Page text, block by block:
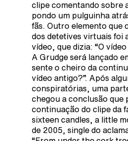
clipe comentando sobre
pondo um pulguinha
fãs. Outro elemento que
dos detetives virtuais foi
vídeo, que dizia: “O
A Grudge será lançado
sente o cheiro da
vídeo antigo?”. Após
conspiratórias, uma
chegou a conclusão que
continuação do clipe da
sixteen candles, a little
de 2005, single do